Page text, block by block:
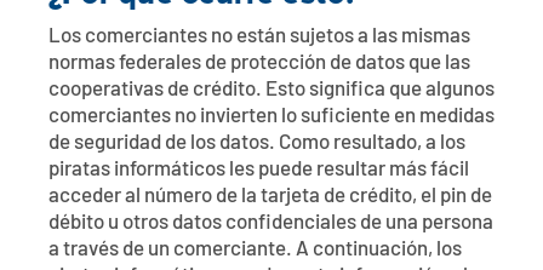
Los comerciantes no están sujetos a las mismas
normas federales de protección de datos que las
cooperativas de crédito. Esto significa que algunos
comerciantes no invierten lo suficiente en medidas
de seguridad de los datos. Como resultado, a los
piratas informáticos les puede resultar más fácil
acceder al número de la tarjeta de crédito, el pin de
débito u otros datos confidenciales de una persona
a través de un comerciante. A continuación, los